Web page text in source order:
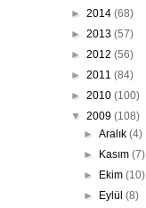
► 2014 (68)
► 2013 (57)
► 2012 (56)
► 2011 (84)
► 2010 (100)
▼ 2009 (108)
►Aralık(4)
► Kasım(7)
► Ekim(10)
► Eylül(8)